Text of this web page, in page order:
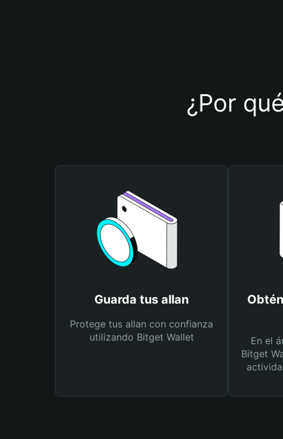
¿Por
Guarda tus allan
Protege tus allan con confianza
utilizando Bitget Wallet
En el
Bitget